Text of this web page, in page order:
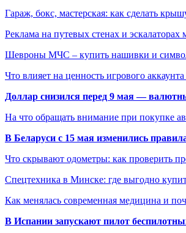
Гараж, бокс, мастерская: как сделать
Реклама на путевых стенах и
Шевроны МЧС – купить нашивки и
Что влияет на ценность игрового
Доллар снизился перед 9 мая —
На что обращать внимание при покупке
В Беларуси с 15 мая изменились
Что скрывают одометры: как проверить
Спецтехника в Минске: где выгодно
Как менялась современная медицина и
В Испании запускают пилот